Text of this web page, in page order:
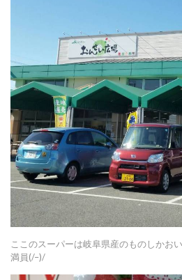
ここのスーパーは岐阜県産のものしかお
満員(/–)/